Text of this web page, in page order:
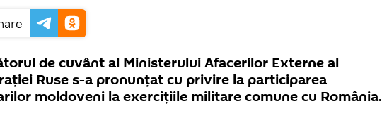
de cuvânt al Ministerului Afacerilor Externe al
Ruse s-a pronunțat cu privire la participarea
moldoveni la exercițiile militare comune cu România.